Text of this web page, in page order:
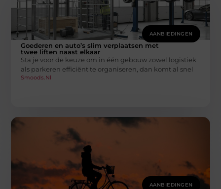
AANBIEDINGEN
Goederen en auto’s slim verplaatsen met
twee liften naast elkaar
Sta je voor de keuze om in één gebouw zowel logistiek
als parkeren efficiënt te organiseren, dan komt al snel
Smoods.nl
AANBIEDINGEN